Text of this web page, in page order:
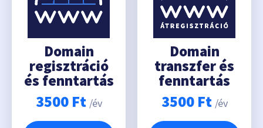
Domain
regisztráció
és fenntartás
3500 Ft /év
Domain
transzfer és
fenntartás
3500 Ft /év